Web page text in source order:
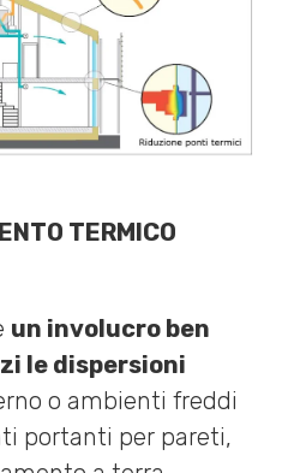
TERMICO
un involucro ben
le dispersioni
o ambienti freddi
portanti per pareti,